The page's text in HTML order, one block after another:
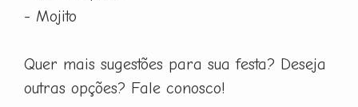
- Mojito
Quer mais sugestões para sua festa? Deseja
outras opções? Fale conosco!